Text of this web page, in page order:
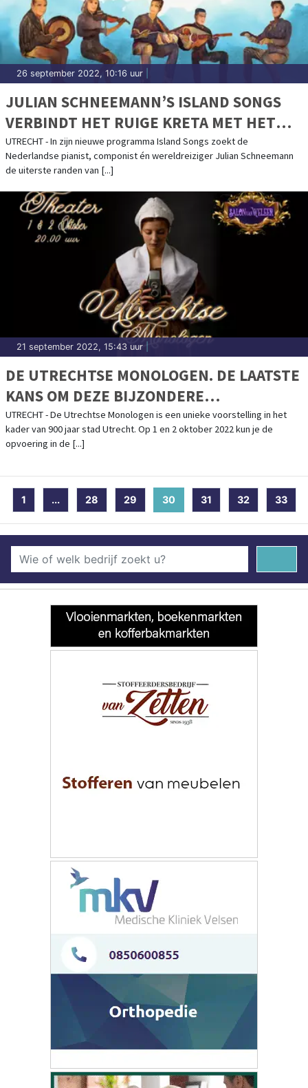
26 september 2022, 10:16 uur
JULIAN SCHNEEMANN’S ISLAND SONGS
VERBINDT HET RUIGE KRETA MET HET
WOESTE IERLAND
UTRECHT - In zijn nieuwe programma Island Songs zoekt de
Nederlandse pianist, componist én wereldreiziger Julian Schneemann
de uiterste randen van [...]
21 september 2022, 15:43 uur
DE UTRECHTSE MONOLOGEN. DE LAATSTE
KANS OM DEZE BIJZONDERE
THEATERVOORSTELLING TE ZIEN!
UTRECHT - De Utrechtse Monologen is een unieke voorstelling in het
kader van 900 jaar stad Utrecht. Op 1 en 2 oktober 2022 kun je de
opvoering in de [...]
1 ... 28 29 30 (current)
31 32 33